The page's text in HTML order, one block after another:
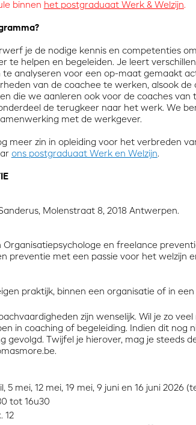
binnen het postgraduaat Werk & Welzijn.
je de nodige kennis en competenties
te helpen en begeleiden. Je leert
analyseren voor een op-maat gemaakt
van de coachee te werken, alsook
die we aanleren ook voor de coaches van
de terugkeer naar het werk. We
met de werkgever.
meer zin in opleiding voor het verbreden
ons postgraduaat Werk en Welzijn.
, Molenstraat 8, 2018 Antwerpen.
Organisatiepsychologe en freelance
preventie met een passie voor het welzijn
praktijk, binnen een organisatie of in
zijn wenselijk. Wil je zo
in coaching of begeleiding. Indien dit nog
gevolgd. Twijfel je hierover, mag je steeds
.
5 mei, 12 mei, 19 mei, 9 juni en 16 juni 2026
tot 16u30
12